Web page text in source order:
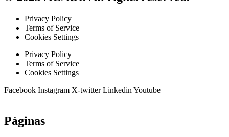
Privacy Policy
Terms of Service
Cookies Settings
Privacy Policy
Terms of Service
Cookies Settings
Facebook Instagram X-twitter Linkedin Youtube
Páginas